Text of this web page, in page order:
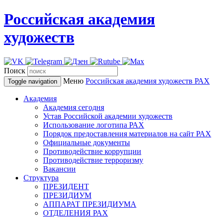
Российская академия
художеств
Поиск
Toggle navigation Меню Российская академия художеств РАХ
Академия
Академия сегодня
Устав Российской академии художеств
Использование логотипа РАХ
Порядок предоставления материалов на сайт РАХ
Официальные документы
Противодействие коррупции
Противодействие терроризму
Вакансии
Структура
ПРЕЗИДЕНТ
ПРЕЗИДИУМ
АППАРАТ ПРЕЗИДИУМА
ОТДЕЛЕНИЯ РАХ